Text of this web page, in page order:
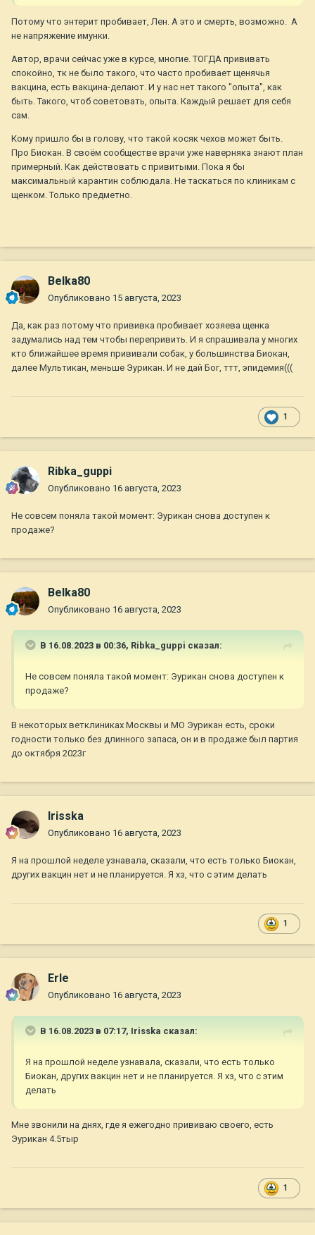
Потому что энтерит пробивает, Лен. А это и смерть, возможно. А
не напряжение имунки.
Автор, врачи сейчас уже в курсе, многие. ТОГДА прививать
спокойно, тк не было такого, что часто пробивает щенячья
вакцина, есть вакцина-делают. И у нас нет такого "опыта", как
быть. Такого, чтоб советовать, опыта. Каждый решает для себя
сам.
Кому пришло бы в голову, что такой косяк чехов может быть.
Про Биокан. В своём сообществе врачи уже наверняка знают план
примерный. Как действовать с привитыми. Пока я бы
максимальный карантин соблюдала. Не таскаться по клиникам с
щенком. Только предметно.
Belka80
Опубликовано 15 августа, 2023
Да, как раз потому что прививка пробивает хозяева щенка
задумались над тем чтобы перепривить. И я спрашивала у многих
кто ближайшее время прививали собак, у большинства Биокан,
далее Мультикан, меньше Эурикан. И не дай Бог, ттт, эпидемия(((
1
Ribka_guppi
Опубликовано 16 августа, 2023
Не совсем поняла такой момент: Эурикан снова доступен к
продаже?
Belka80
Опубликовано 16 августа, 2023
В 16.08.2023 в 00:36, Ribka_guppi сказал:
Не совсем поняла такой момент: Эурикан снова доступен к
продаже?
В некоторых ветклиниках Москвы и МО Эурикан есть, сроки
годности только без длинного запаса, он и в продаже был партия
до октября 2023г
Irisska
Опубликовано 16 августа, 2023
Я на прошлой неделе узнавала, сказали, что есть только Биокан,
других вакцин нет и не планируется. Я хз, что с этим делать
1
Erle
Опубликовано 16 августа, 2023
В 16.08.2023 в 07:17, Irisska сказал:
Я на прошлой неделе узнавала, сказали, что есть только
Биокан, других вакцин нет и не планируется. Я хз, что с этим
делать
Мне звонили на днях, где я ежегодно прививаю своего, есть
Эурикан 4.5тыр
1